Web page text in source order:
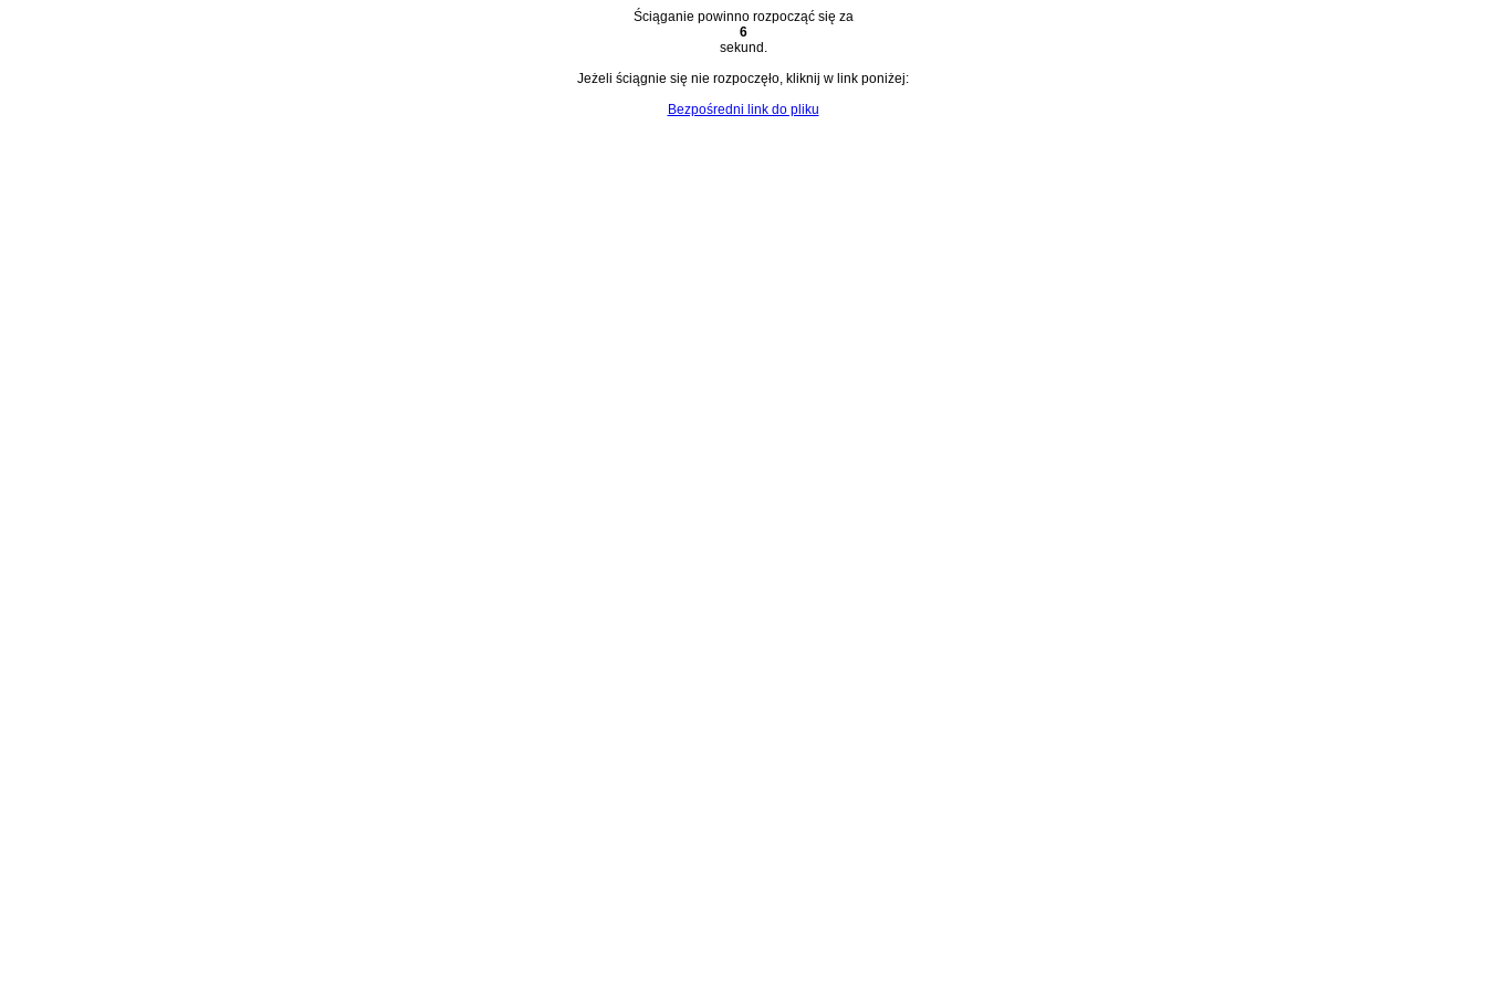
Ściąganie powinno rozpocząć się za
6
sekund.
Jeżeli ściągnie się nie rozpoczęło, kliknij w link poniżej:
Bezpośredni link do pliku